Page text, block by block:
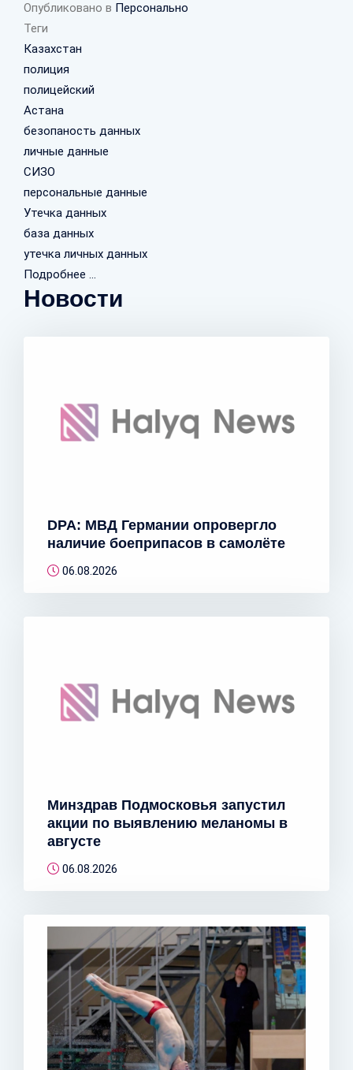
Опубликовано в Персонально
Теги
Казахстан
полиция
полицейский
Астана
безопаность данных
личные данные
СИЗО
персональные данные
Утечка данных
база данных
утечка личных данных
Подробнее ...
Новости
DPA: МВД Германии опровергло
наличие боеприпасов в самолёте
06.08.2026
Минздрав Подмосковья запустил
акции по выявлению меланомы в
августе
06.08.2026